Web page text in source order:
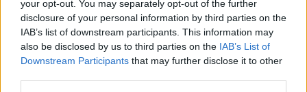
your opt-out. You may separately opt-out of the further
disclosure of your personal information by third parties on the
IAB’s list of downstream participants. This information may
also be disclosed by us to third parties on the IAB’s List of
Downstream Participants that may further disclose it to other
Entrato 5 - 13
Squalificato 0 - 0%
Infortunato 0 - 0%